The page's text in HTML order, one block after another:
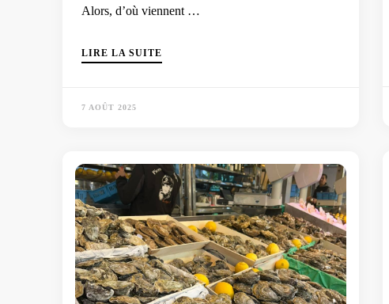
Alors, d’où viennent …
LIRE LA SUITE
7 AOÛT 2025